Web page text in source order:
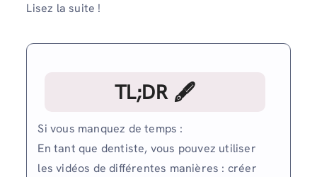
Lisez la suite !
TL;DR 🖋
Si vous manquez de temps :
En tant que dentiste, vous pouvez utiliser
les vidéos de différentes manières : créer